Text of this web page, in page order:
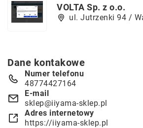
VOLTA Sp. z o.o.
ul. Jutrzenki 94 /
Dane kontakowe
Numer telefonu
48774427164
E-mail
sklep@iiyama-sklep.pl
Adres internetowy
https://iiyama-sklep.pl